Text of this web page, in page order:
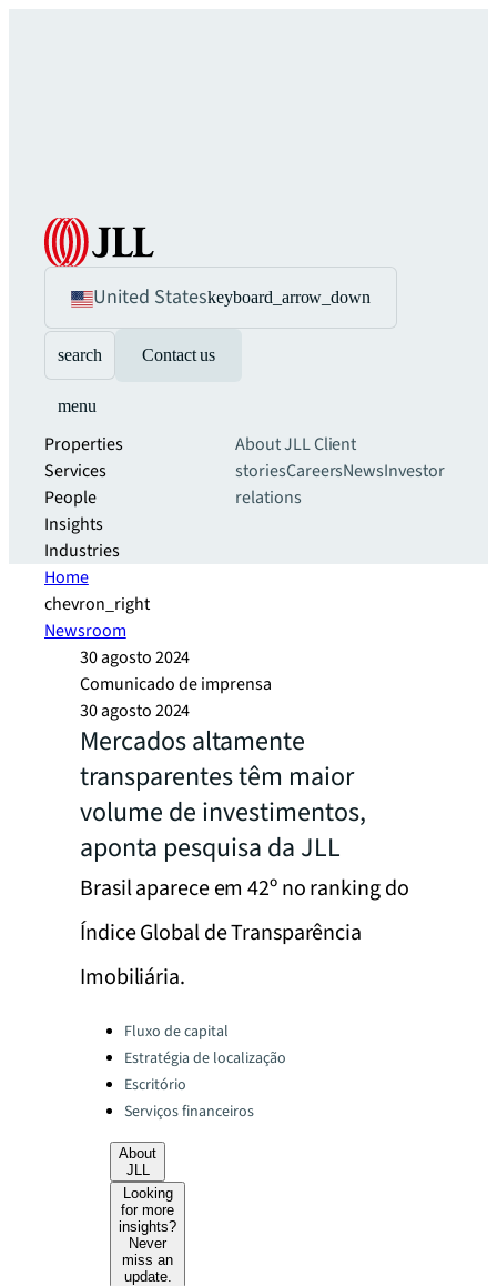
United Stateskeyboard_arrow_down
search Contact us
menu
Properties
Services
People
Insights
Industries
About JLLClient
storiesCareersNewsInvestor
relations
Home
chevron_right
Newsroom
30 agosto 2024
Comunicado de imprensa
30 agosto 2024
Mercados altamente
transparentes têm maior
volume de investimentos,
aponta pesquisa da JLL
Brasil aparece em 42º no ranking do
Índice Global de Transparência
Imobiliária.
Categories:Fluxo de capital
Estratégia de localização
Escritório
Serviços financeiros
About
JLL
Looking
for more
insights?
Never
miss an
update.